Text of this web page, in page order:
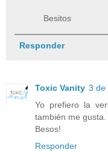
Besitos
Responder
Toxic Vanity 3 de
Yo prefiero la
también me gusta.
Besos!
Responder